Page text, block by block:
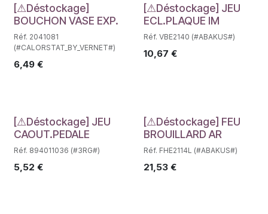
Déstockage
[⚠Déstockage]
BOUCHON VASE EXP.
Réf. 2041081
(#CALORSTAT_BY_VERNET#)
6,49 €
Déstockage
[⚠Déstockage] JEU
ECL.PLAQUE IM
Réf. VBE2140 (#ABAKUS#)
10,67 €
Déstockage
[⚠Déstockage] JEU
CAOUT.PEDALE
Réf. 894011036 (#3RG#)
5,52 €
Déstockage
[⚠Déstockage] FEU
BROUILLARD AR
Réf. FHE2114L (#ABAKUS#)
21,53€